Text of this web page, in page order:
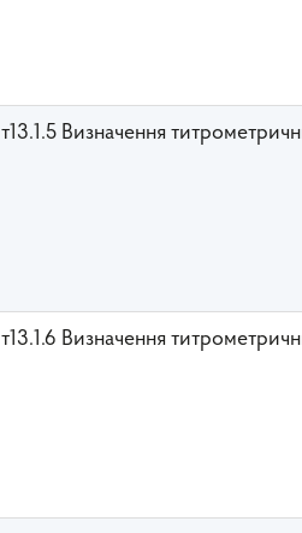
т13.1.5 Визначення
т13.1.6 Визначення